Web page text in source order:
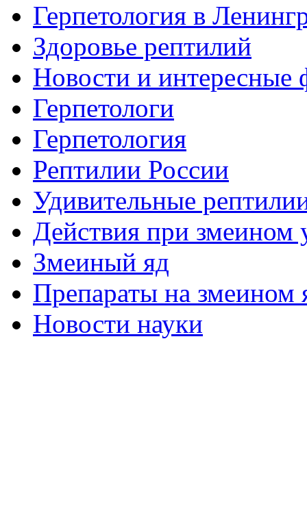
Герпетология в
Здоровье рептилий
Новости и интересные
Герпетологи
Герпетология
Рептилии России
Удивительные
Действия при змеином
Змеиный яд
Препараты на змеином
Новости науки